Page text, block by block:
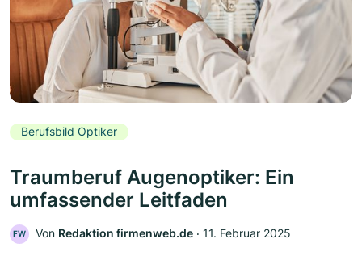
Berufsbild Optiker
Traumberuf Augenoptiker: Ein
umfassender Leitfaden
FW Von Redaktion firmenweb.de ‧ 11. Februar 2025